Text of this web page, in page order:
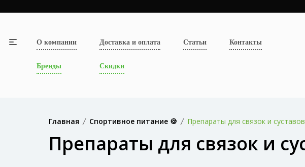
О компании Доставка и оплата Статьи Контакты
Бренды Скидки
Главная Спортивное питание 🍪 Препараты для связок и суставов
Препараты для связок и